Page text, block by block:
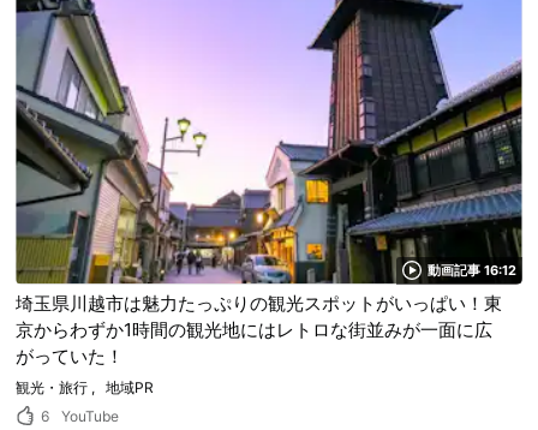
動画記事 16:12
埼玉県川越市は魅力たっぷりの観光スポットがいっぱい！東
京からわずか1時間の観光地にはレトロな街並みが一面に広
がっていた！
観光・旅行
地域PR
6
YouTube